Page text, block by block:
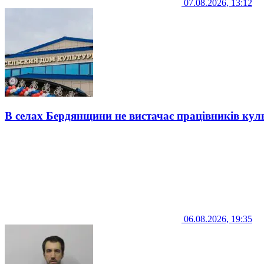
07.08.2026, 13:12
В селах Бердянщини не вистачає працівників
06.08.2026, 19:35